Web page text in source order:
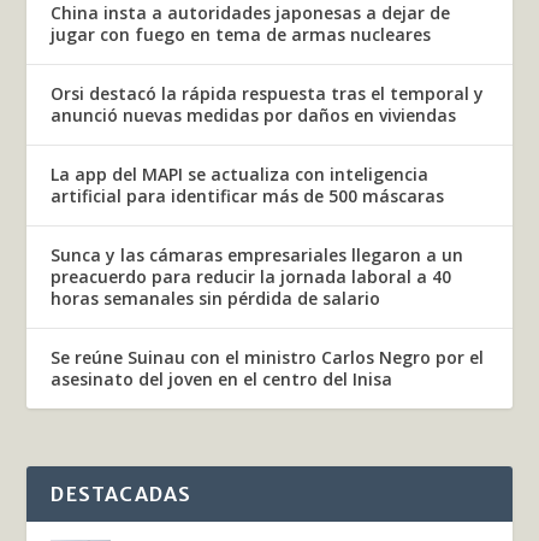
China insta a autoridades japonesas a dejar de
jugar con fuego en tema de armas nucleares
Orsi destacó la rápida respuesta tras el temporal y
anunció nuevas medidas por daños en viviendas
La app del MAPI se actualiza con inteligencia
artificial para identificar más de 500 máscaras
Sunca y las cámaras empresariales llegaron a un
preacuerdo para reducir la jornada laboral a 40
horas semanales sin pérdida de salario
Se reúne Suinau con el ministro Carlos Negro por el
asesinato del joven en el centro del Inisa
DESTACADAS